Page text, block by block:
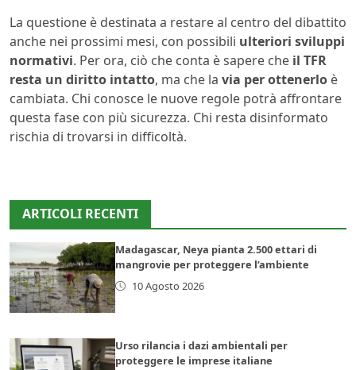
La questione è destinata a restare al centro del dibattito
anche nei prossimi mesi, con possibili ulteriori sviluppi
normativi. Per ora, ciò che conta è sapere che il TFR
resta un diritto intatto, ma che la via per ottenerlo è
cambiata. Chi conosce le nuove regole potrà affrontare
questa fase con più sicurezza. Chi resta disinformato
rischia di trovarsi in difficoltà.
ARTICOLI RECENTI
Madagascar, Neya pianta 2.500 ettari di
mangrovie per proteggere l’ambiente
10 Agosto 2026
Urso rilancia i dazi ambientali per
proteggere le imprese italiane